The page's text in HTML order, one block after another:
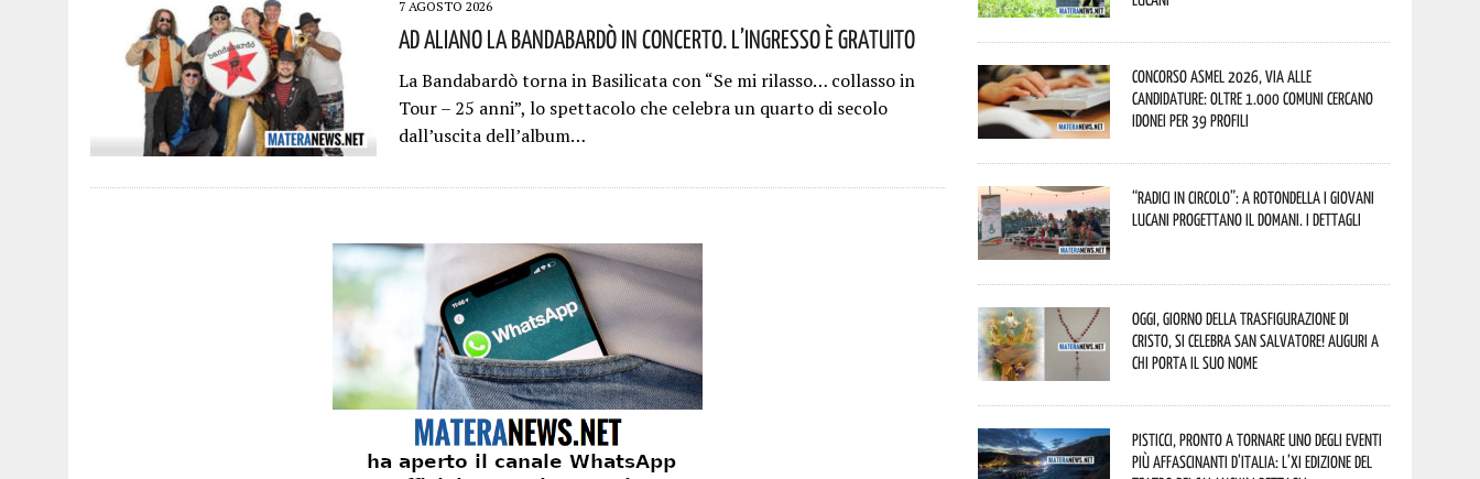
7 AGOSTO 2026
Ad Aliano La Bandabardò In Concerto. L’ingresso È Gratuito
La Bandabardò torna in Basilicata con “Se mi rilasso… collasso in
Tour – 25 anni”, lo spettacolo che celebra un quarto di secolo
dall’uscita dell’album…
Concorso Asmel 2026, via alle
candidature: oltre 1.000 Comuni cercano
idonei per 39 profili
“Radici in Circolo”: a Rotondella i giovani
lucani progettano il domani. I dettagli
Oggi, giorno della Trasfigurazione di
Cristo, si celebra San Salvatore! Auguri a
chi porta il suo nome
Pisticci, pronto a tornare uno degli eventi
più affascinanti d’Italia: l’XI edizione del